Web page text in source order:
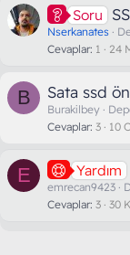
Soru
Nserkanates
Cevaplar 1 24
B Sata ssd
Burakilbey
Cevaplar 3 10
E Yardım
emrecan9423
Cevaplar 3 30